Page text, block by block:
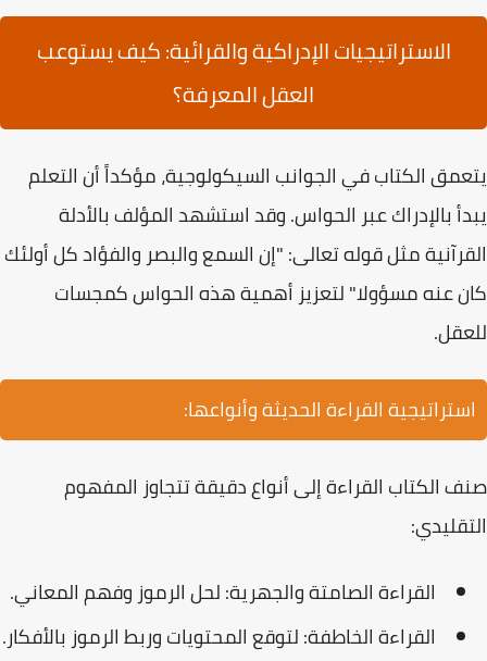
الاستراتيجيات الإدراكية والقرائية: كيف يستوعب
العقل المعرفة؟
يتعمق الكتاب في الجوانب السيكولوجية، مؤكداً أن التعلم
يبدأ بالإدراك عبر الحواس. وقد استشهد المؤلف بالأدلة
القرآنية مثل قوله تعالى:"إن السمع والبصر والفؤاد كل أولئك
كان عنه مسؤولا"لتعزيز أهمية هذه الحواس كمجسات
للعقل.
استراتيجية القراءة الحديثة وأنواعها:
صنف الكتاب القراءة إلى أنواع دقيقة تتجاوز المفهوم
التقليدي:
القراءة الصامتة والجهرية:لحل الرموز وفهم المعاني.
القراءة الخاطفة:لتوقع المحتويات وربط الرموز بالأفكار.